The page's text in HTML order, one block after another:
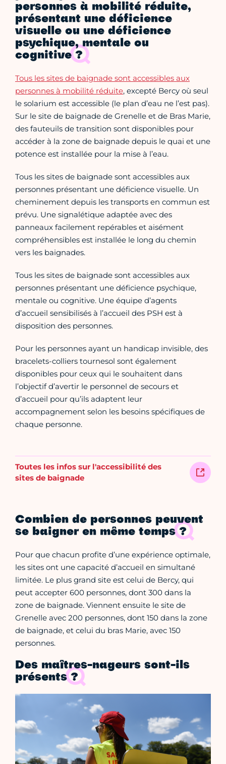
personnes à mobilité réduite,
présentant une déficience
visuelle ou une déficience
psychique, mentale ou
cognitive ?
Tous les sites de baignade sont accessibles aux
personnes à mobilité réduite, excepté Bercy où seul
le solarium est accessible (le plan d’eau ne l’est pas).
Sur le site de baignade de Grenelle et de Bras Marie,
des fauteuils de transition sont disponibles pour
accéder à la zone de baignade depuis le quai et une
potence est installée pour la mise à l’eau.
Tous les sites de baignade sont accessibles aux
personnes présentant une déficience visuelle. Un
cheminement depuis les transports en commun est
prévu. Une signalétique adaptée avec des
panneaux facilement repérables et aisément
compréhensibles est installée le long du chemin
vers les baignades.
Tous les sites de baignade sont accessibles aux
personnes présentant une déficience psychique,
mentale ou cognitive. Une équipe d’agents
d’accueil sensibilisés à l’accueil des PSH est à
disposition des personnes.
Pour les personnes ayant un handicap invisible, des
bracelets-colliers tournesol sont également
disponibles pour ceux qui le souhaitent dans
l’objectif d’avertir le personnel de secours et
d’accueil pour qu’ils adaptent leur
accompagnement selon les besoins spécifiques de
chaque personne.
Toutes les infos sur l'accessibilité des
sites de baignade
Combien de personnes peuvent
se baigner en même temps ?
Pour que chacun profite d’une expérience optimale,
les sites ont une capacité d’accueil en simultané
limitée. Le plus grand site est celui de Bercy, qui
peut accepter 600 personnes, dont 300 dans la
zone de baignade. Viennent ensuite le site de
Grenelle avec 200 personnes, dont 150 dans la zone
de baignade, et celui du bras Marie, avec 150
personnes.
Des maîtres-nageurs sont-ils
présents ?